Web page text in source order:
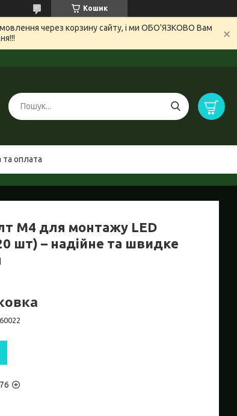
Кошик
через корзину сайту, і ми ОБО'ЯЗКОВО Вам
та оплата
М4 для монтажу LED
шт) – надійне та швидке
60022